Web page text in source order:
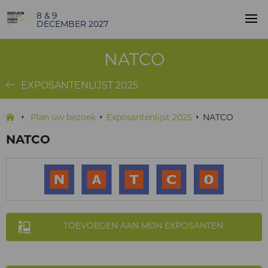
8 & 9
DECEMBER 2027
NATCO
EXPOSANTENLIJST 2025
Plan uw bezoek Exposantenlijst 2025 NATCO
NATCO
TOEVOEGEN AAN MIJN EXPOSANTEN